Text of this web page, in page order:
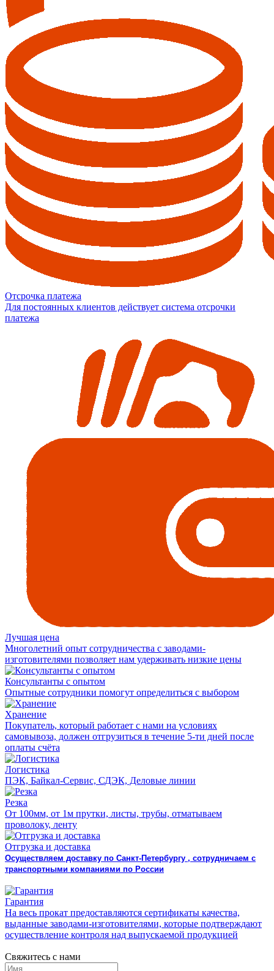
Отсрочка платежа
Для постоянных клиентов действует система отсрочки
платежа
Лучшая цена
Многолетний опыт сотрудничества с заводами-
изготовителями позволяет нам удерживать низкие цены
Консультанты с опытом
Опытные сотрудники помогут определиться с выбором
Хранение
Покупатель, который работает с нами на условиях
самовывоза, должен отгрузиться в течение 5-ти дней после
оплаты счёта
Логистика
ПЭК, Байкал-Сервис, СДЭК, Деловые линии
Резка
От 100мм, от 1м прутки, листы, трубы, отматываем
проволоку, ленту
Отгрузка и доставка
Осуществляем доставку по Санкт-Петербургу , сотрудничаем с
транспортными компаниями по России
Гарантия
На весь прокат предоставляются сертификаты качества,
выданные заводами-изготовителями, которые подтверждают
осуществление контроля над выпускаемой продукцией
Свяжитесь с нами